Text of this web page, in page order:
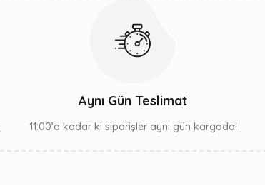
Aynı Gün Teslimat
11:00’a kadar ki siparişler aynı gün kargoda!